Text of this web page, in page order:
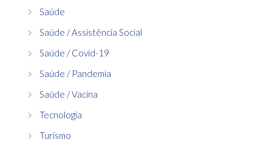
Saúde
Saúde / Assistência Social
Saúde / Covid-19
Saúde / Pandemia
Saúde / Vacina
Tecnologia
Turismo